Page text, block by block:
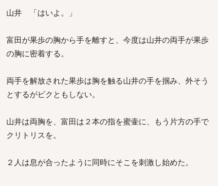
山井 「はいよ。」
富田が果歩の胸から手を離すと、今度は山井の両手が果歩
の胸に密着する。
両手を解放された果歩は胸を触る山井の手を掴み、外そう
とするがビクともしない。
山井は両胸を、富田は２本の指を蜜壷に、もう片方の手で
クリトリスを。
２人は息が合ったように同時にそこを刺激し始めた。